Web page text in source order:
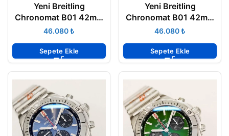
Yeni Breitling
Chronomat B01 42mm
Siyah Gösterge Beyaz
₺
Sepete Ekle
Yeni Breitling
Chronomat B01 42mm
Beyaz Gösterge Mavi
₺
Sepete Ekle